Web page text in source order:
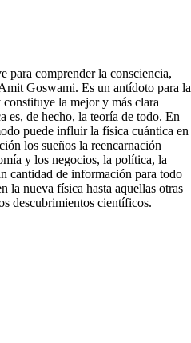
para comprender la consciencia,
Goswami. Es un antídoto para la
la mejor y más clara
es, de hecho, la teoría de todo. En
puede influir la física cuántica en
los sueños la reencarnación
y los negocios, la política, la
cantidad de información para todo
la nueva física hasta aquellas otras
descubrimientos científicos.